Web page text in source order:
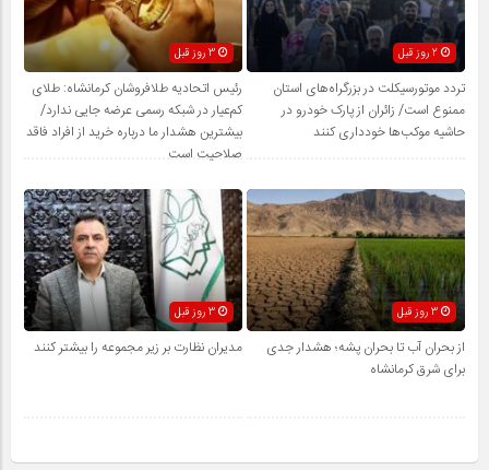
2 روز قبل
تردد موتورسیکلت در بزرگراه‌های استان
ممنوع است/ زائران از پارک خودرو در
حاشیه موکب‌ها خودداری کنند
رئیس اتحادیه طلافروشان کرمانشاه: طلای
کم‌عیار در شبکه رسمی عرضه جایی ندارد/
بیشترین هشدار ما درباره خرید از افراد فاقد
صلاحیت است
3 روز قبل
از بحران آب تا بحران پشه؛ هشدار جدی
برای شرق کرمانشاه
مدیران نظارت بر زیر مجموعه را بیشتر کنند